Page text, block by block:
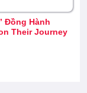
Đồng Hành
Their Journey